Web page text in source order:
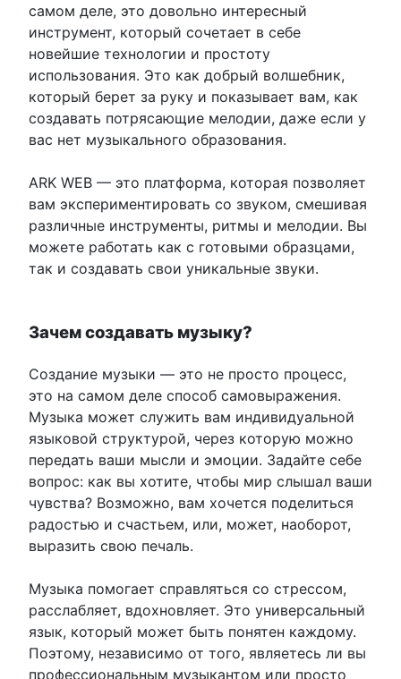
самом деле, это довольно интересный
инструмент, который сочетает в себе
новейшие технологии и простоту
использования. Это как добрый волшебник,
который берет за руку и показывает вам, как
создавать потрясающие мелодии, даже если у
вас нет музыкального образования.
ARK WEB — это платформа, которая позволяет
вам экспериментировать со звуком, смешивая
различные инструменты, ритмы и мелодии. Вы
можете работать как с готовыми образцами,
так и создавать свои уникальные звуки.
Зачем создавать музыку?
Создание музыки — это не просто процесс,
это на самом деле способ самовыражения.
Музыка может служить вам индивидуальной
языковой структурой, через которую можно
передать ваши мысли и эмоции. Задайте себе
вопрос: как вы хотите, чтобы мир слышал ваши
чувства? Возможно, вам хочется поделиться
радостью и счастьем, или, может, наоборот,
выразить свою печаль.
Музыка помогает справляться со стрессом,
расслабляет, вдохновляет. Это универсальный
язык, который может быть понятен каждому.
Поэтому, независимо от того, являетесь ли вы
профессиональным музыкантом или просто